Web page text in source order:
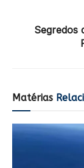
Segredos
Matérias